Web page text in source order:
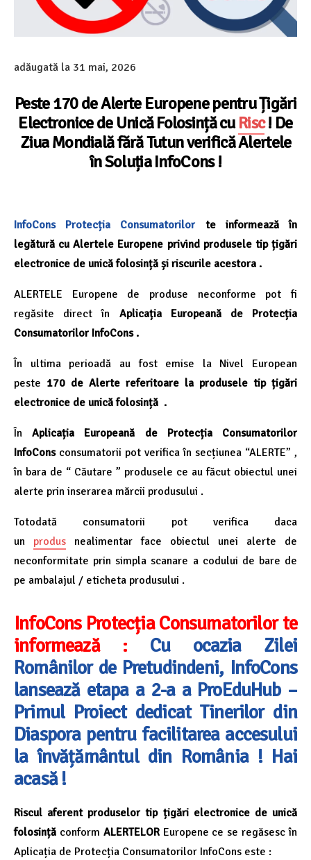
adăugată la 31 mai, 2026
Peste 170 de Alerte Europene pentru Țigări
Electronice de Unică Folosință cuRisc! De
Ziua Mondială fără Tutun verifică Alertele
în Soluția InfoCons !
InfoCons Protecția Consumatorilor
te informează în
legătură cu Alertele Europene privind produsele tip țigări
electronice de unică folosință și riscurile acestora .
ALERTELE Europene de produse neconforme pot fi
regăsite direct în Aplicația Europeană de Protecția
Consumatorilor InfoCons.
În ultima perioadă au fost emise la Nivel European
peste 170 de Alerte referitoare la produsele tip țigări
electronice de unică folosință .
ÎnAplicația Europeană de Protecția Consumatorilor
InfoCons consumatorii pot verifica în secțiunea “ALERTE” ,
în bara de “ Căutare ” produsele ce au făcut obiectul unei
alerte prin inserarea mărcii produsului .
Totodată consumatorii pot verifica daca
un produs nealimentar face obiectul unei alerte de
neconformitate prin simpla scanare a codului de bare de
pe ambalajul / eticheta produsului .
InfoCons Protecția Consumatorilor te
informează : Cu ocazia Zilei
Românilor de Pretudindeni, InfoCons
lansează etapa a 2-a a ProEduHub –
Primul Proiect dedicat Tinerilor din
Diaspora pentru facilitarea accesului
la învățământul din România ! Hai
acasă !
Riscul aferent produselor tip țigări electronice de unică
folosință conform ALERTELOREuropene ce se regăsesc în
Aplicația de Protecția Consumatorilor InfoCons este :